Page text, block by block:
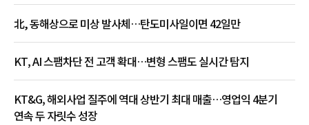
北, 동해상으로 미상 발사체…탄도미사일이면 42일만
KT, AI 스팸차단 전 고객 확대…변형 스팸도 실시간 탐지
KT&G, 해외사업 질주에 역대 상반기 최대 매출…영업익 4분기
연속 두 자릿수 성장